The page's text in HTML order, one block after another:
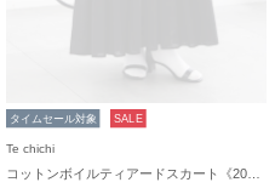
タイムセール対象 SALE
Te chichi